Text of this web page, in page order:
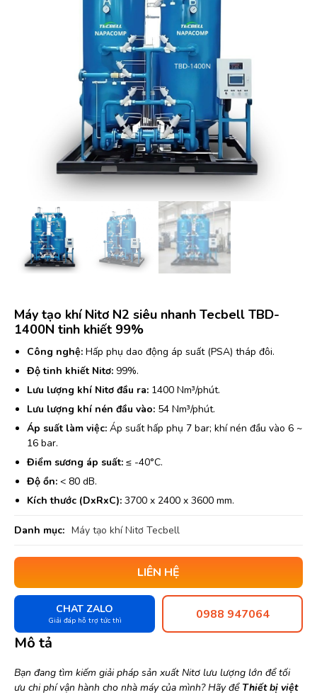
Máy tạo khí Nitơ N2 siêu nhanh Tecbell TBD-
1400N tinh khiết 99%
Công nghệ: Hấp phụ dao động áp suất (PSA) tháp đôi.
Độ tinh khiết Nitơ: 99%.
Lưu lượng khí Nitơ đầu ra: 1400 Nm³/phút.
Lưu lượng khí nén đầu vào: 54 Nm³/phút.
Áp suất làm việc: Áp suất hấp phụ 7 bar; khí nén đầu vào 6 ~
16 bar.
Điểm sương áp suất: ≤ -40°C.
Độ ồn: < 80 dB.
Kích thước (DxRxC): 3700 x 2400 x 3600 mm.
Danh mục: Máy tạo khí Nitơ Tecbell
LIÊN HỆ
CHAT ZALO
Giải đáp hỗ trợ tức thì 0988 947064
Mô tả
Bạn đang tìm kiếm giải pháp sản xuất Nitơ lưu lượng lớn để tối
ưu chi phí vận hành cho nhà máy của mình? Hãy để Thiết bị việt